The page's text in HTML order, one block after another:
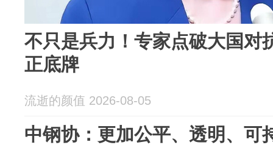
不只是兵力！专家点破大国对
正底牌
流逝的颜值 2026-08-05
中钢协：更加公平、透明、可